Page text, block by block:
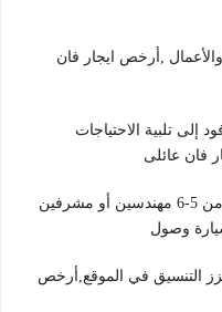
والأعمال ,أرخص ايجار فان
ركاب نقل الوفود إلى تلبية الاحتياجات
فان عائلى
لنقل فريق من 5-6 مهندسين أو مشرفين
وصول
التنسيق في الموقع,أرخص